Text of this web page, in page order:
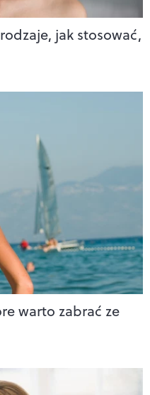
jak stosować,
warto zabrać ze